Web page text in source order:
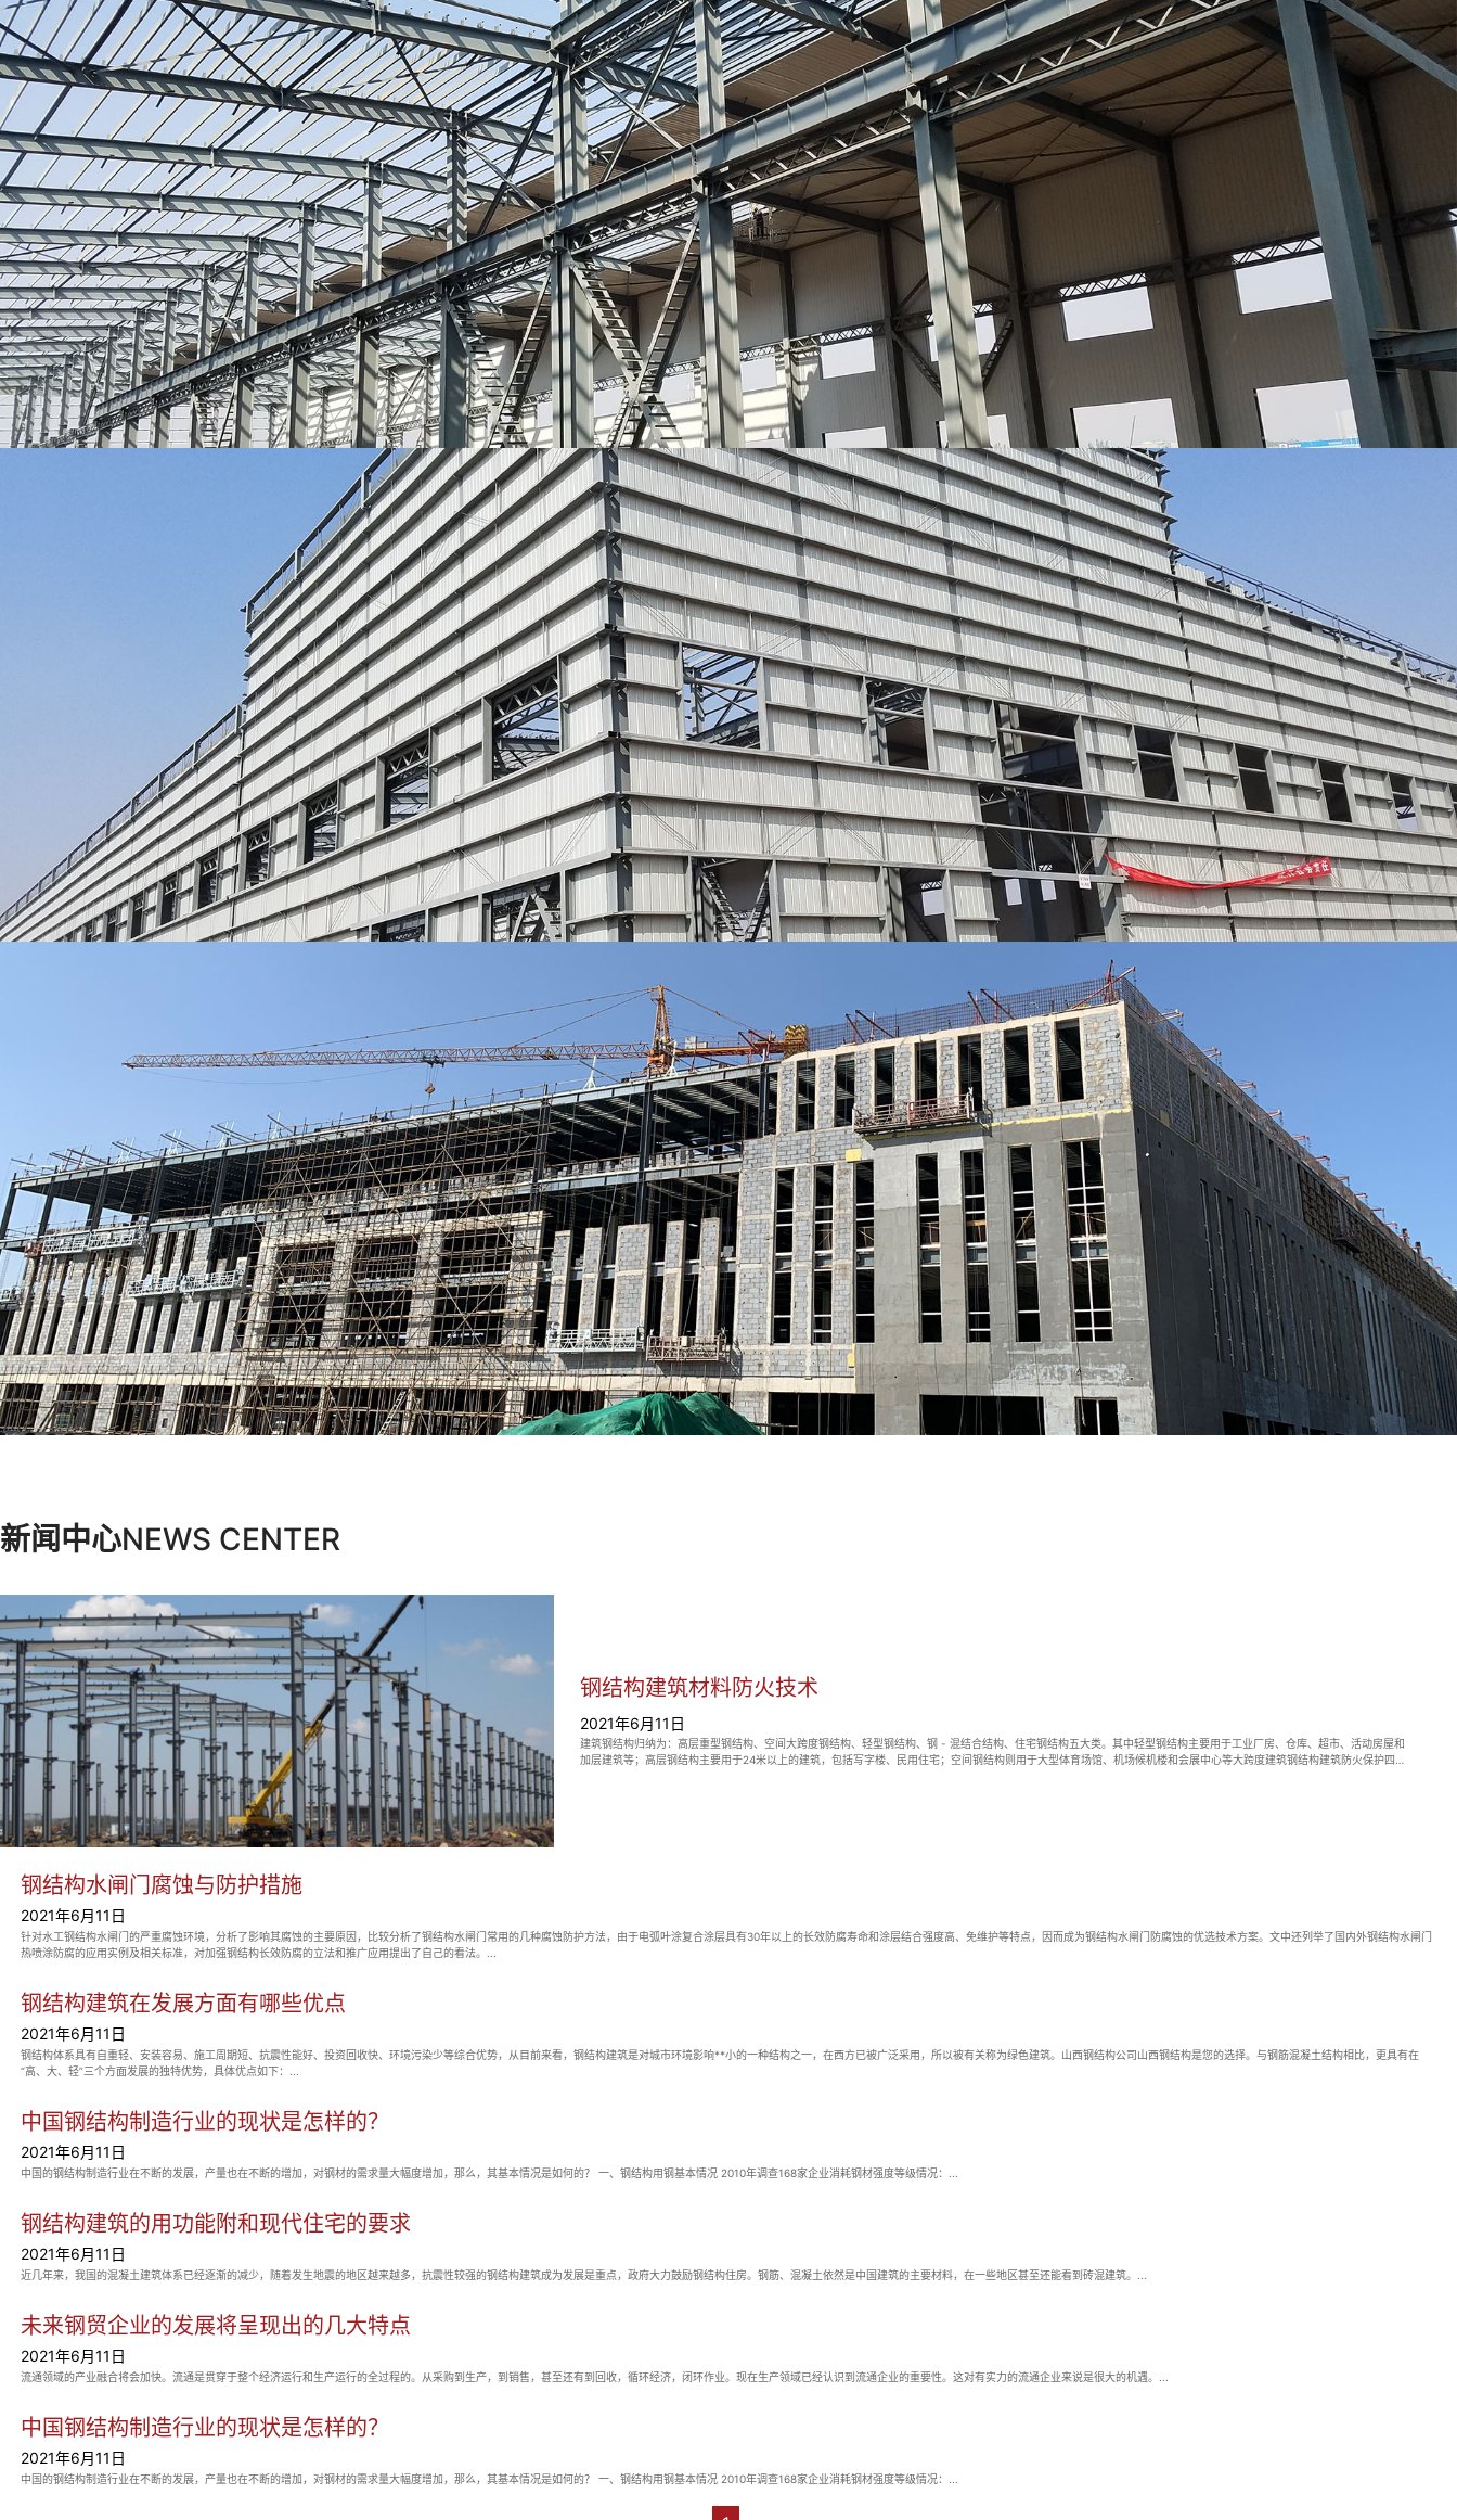
新闻中心NEWS CENTER
钢结构建筑材料防火技术
2021年6月11日
建筑钢结构归纳为：高层重型钢结构、空间大跨度钢结构、轻型钢结构、钢 - 混结合结构、住宅钢结构五大类。其中轻型钢结构主要用于工业厂房、仓库、超市、活动房屋和
加层建筑等；高层钢结构主要用于24米以上的建筑，包括写字楼、民用住宅；空间钢结构则用于大型体育场馆、机场候机楼和会展中心等大跨度建筑钢结构建筑防火保护四大
钢结构水闸门腐蚀与防护措施
2021年6月11日
针对水工钢结构水闸门的严重腐蚀环境，分析了影响其腐蚀的主要原因，比较分析了钢结构水闸门常用的几种腐蚀防护方法，由于电弧叶涂复合涂层具有30年以上的长效防腐寿命和涂层结合强度高、免维护等特点，因而成为钢结构水闸门防腐蚀的优选技术方案。文中还列举了国内外钢结构水闸门
热喷涂防腐的应用实例及相关标准，对加强钢结构长效防腐的立法和推广应用提出了自己的看法。...
钢结构建筑在发展方面有哪些优点
2021年6月11日
钢结构体系具有自重轻、安装容易、施工周期短、抗震性能好、投资回收快、环境污染少等综合优势，从目前来看，钢结构建筑是对城市环境影响**小的一种结构之一，在西方已被广泛采用，所以被有关称为绿色建筑。山西钢结构公司山西钢结构是您的选择。与钢筋混凝土结构相比，更具有在
“高、大、轻”三个方面发展的独特优势，具体优点如下：...
中国钢结构制造行业的现状是怎样的？
2021年6月11日
中国的钢结构制造行业在不断的发展，产量也在不断的增加，对钢材的需求量大幅度增加，那么，其基本情况是如何的？ 一、钢结构用钢基本情况 2010年调查168家企业消耗钢材强度等级情况：...
钢结构建筑的用功能附和现代住宅的要求
2021年6月11日
近几年来，我国的混凝土建筑体系已经逐渐的减少，随着发生地震的地区越来越多，抗震性较强的钢结构建筑成为发展是重点，政府大力鼓励钢结构住房。钢筋、混凝土依然是中国建筑的主要材料，在一些地区甚至还能看到砖混建筑。...
未来钢贸企业的发展将呈现出的几大特点
2021年6月11日
流通领域的产业融合将会加快。流通是贯穿于整个经济运行和生产运行的全过程的。从采购到生产，到销售，甚至还有到回收，循环经济，闭环作业。现在生产领域已经认识到流通企业的重要性。这对有实力的流通企业来说是很大的机遇。...
中国钢结构制造行业的现状是怎样的？
2021年6月11日
中国的钢结构制造行业在不断的发展，产量也在不断的增加，对钢材的需求量大幅度增加，那么，其基本情况是如何的？ 一、钢结构用钢基本情况 2010年调查168家企业消耗钢材强度等级情况：...